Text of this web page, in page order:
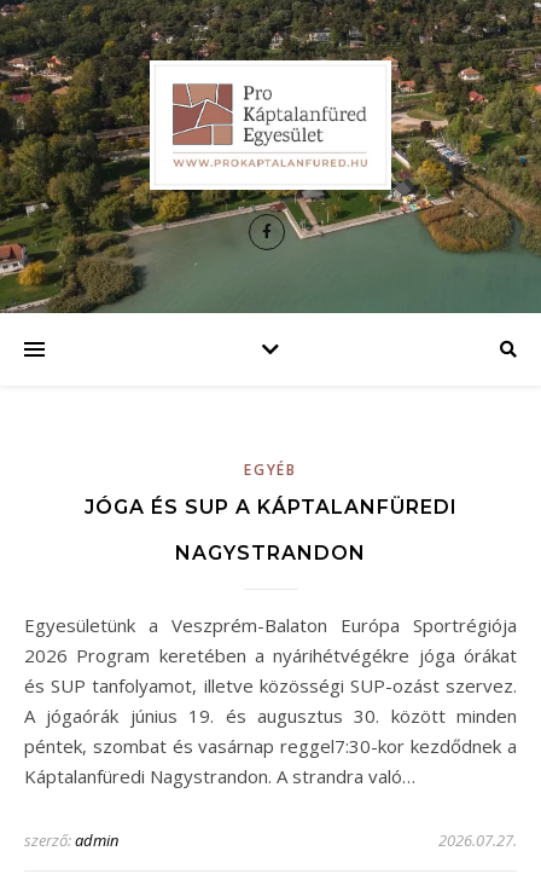
EGYÉB
JÓGA ÉS SUP A KÁPTALANFÜREDI
NAGYSTRANDON
Egyesületünk a Veszprém-Balaton Európa Sportrégiója
2026 Program keretében a nyárihétvégékre jóga órákat
és SUP tanfolyamot, illetve közösségi SUP-ozást szervez.
A jógaórák június 19. és augusztus 30. között minden
péntek, szombat és vasárnap reggel7:30-kor kezdődnek a
Káptalanfüredi Nagystrandon. A strandra való…
szerző:admin 2026.07.27.